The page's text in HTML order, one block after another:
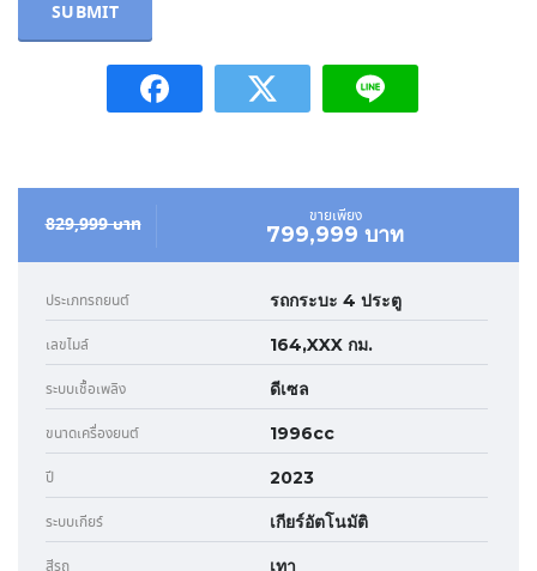
829,999 บาท ขายเพียง
799,999 บาท
ประเภทรถยนต์ รถกระบะ 4 ประตู
เลขไมล์ 164,XXX กม.
ระบบเชื้อเพลิง ดีเซล
ขนาดเครื่องยนต์ 1996cc
ปี 2023
ระบบเกียร์ เกียร์อัตโนมัติ
สีรถ เทา